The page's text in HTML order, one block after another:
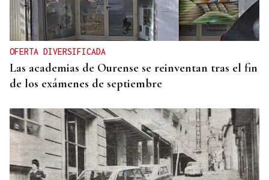
OFERTA DIVERSIFICADA
Las academias de Ourense se reinventan tras el fin
de los exámenes de septiembre